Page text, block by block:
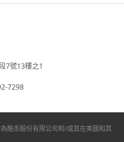
7號13樓之1
7298
酷澎股份有限公司和/或其在美國和其